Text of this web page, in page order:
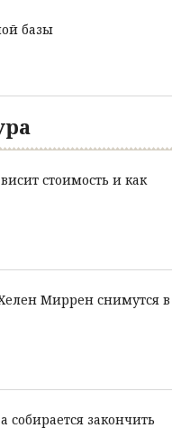
базы
стоимость и как
Миррен снимутся в
закончить